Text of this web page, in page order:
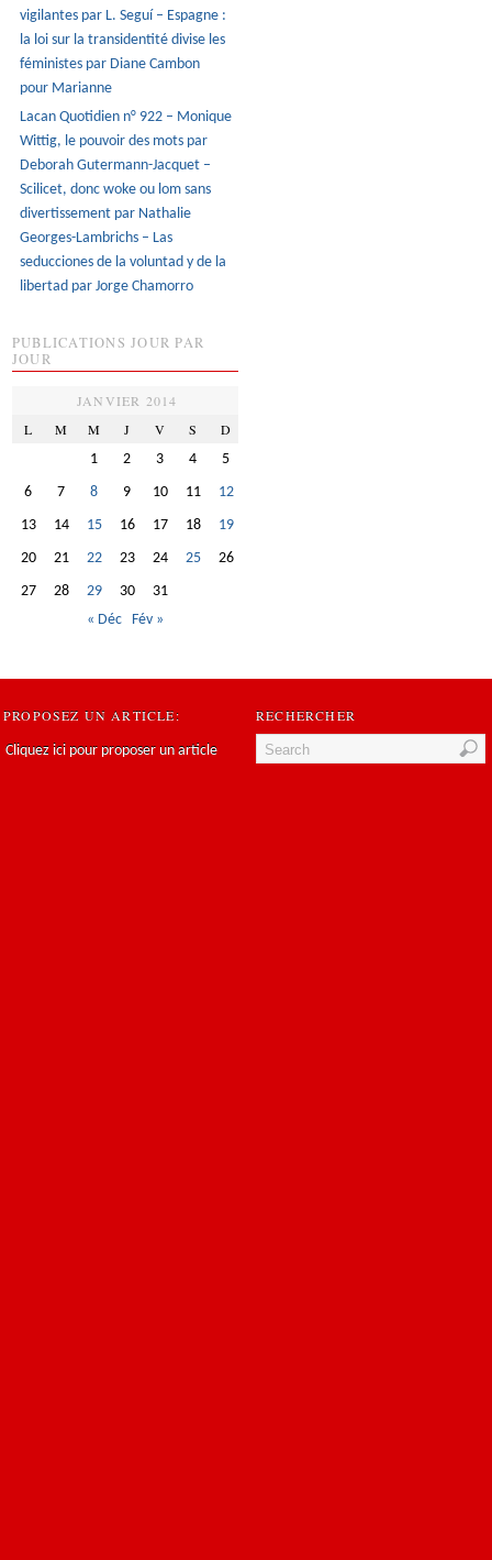
vigilantes par L. Seguí – Espagne :
la loi sur la transidentité divise les
féministes par Diane Cambon
pour Marianne
Lacan Quotidien n° 922 – Monique
Wittig, le pouvoir des mots par
Deborah Gutermann-Jacquet –
Scilicet, donc woke ou lom sans
divertissement par Nathalie
Georges-Lambrichs – Las
seducciones de la voluntad y de la
libertad par Jorge Chamorro
PUBLICATIONS JOUR PAR
JOUR
JANVIER 2014
L
M M J V S D
1 2 3 4
5
6
7 8 9 10 11
12
13
14 15 16 17 18
19
20
21 22 23 24 25
26
27
28 29 30
31
« Déc
Fév »
PROPOSEZ UN ARTICLE:
Cliquez ici pour proposer un article
RECHERCHER